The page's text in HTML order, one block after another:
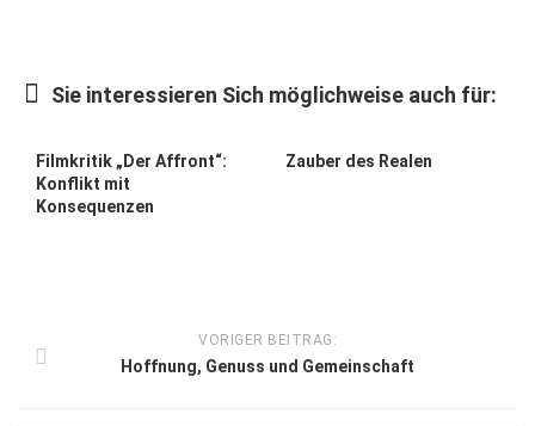
Lifestyle
Podcast
Top Branchen
Sie interessieren Sich möglichweise auch für:
Filmkritik „Der Affront“:
Konflikt mit
Konsequenzen
Zauber des Realen
VORIGER BEITRAG:
Hoffnung, Genuss und Gemeinschaft